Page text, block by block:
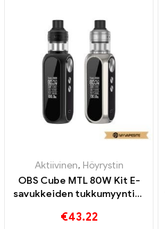
Aktiivinen, Höyrystin
OBS Cube MTL 80W Kit E-
savukkeiden tukkumyynti丨
€43.22